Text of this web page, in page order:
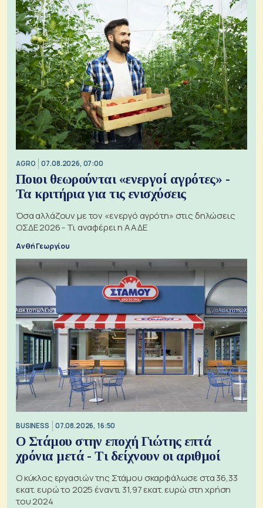
AGRO 07.08.2026, 07:00
Ποιοι θεωρούνται «ενεργοί αγρότες» -
Τα κριτήρια για τις ενισχύσεις
Όσα αλλάζουν με τον «ενεργό αγρότη» στις δηλώσεις
ΟΣΔΕ 2026 - Τι αναφέρει η ΑΑΔΕ
Ανθή Γεωργίου
BUSINESS 07.08.2026, 16:50
Ο Στάμου στην εποχή Γιώτης επτά
χρόνια μετά - Τι δείχνουν οι αριθμοί
Ο κύκλος εργασιών της Στάμου σκαρφάλωσε στα 36,33
εκατ. ευρώ το 2025 έναντι 31,97 εκατ. ευρώ στη χρήση
του 2024